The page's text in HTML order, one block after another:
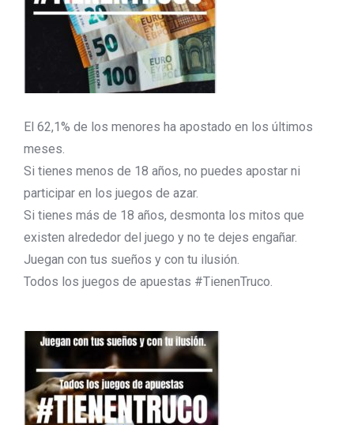
El 62,1% de los menores ha apostado en los últimos
meses.
Si tienes menos de 18 años, no puedes apostar ni
participar en los juegos de azar.
Si tienes más de 18 años, desmonta los mitos que
existen alrededor del juego y no te dejes engañar.
Juegan con tus sueños y con tu ilusión.
Todos los juegos de apuestas #TienenTruco.